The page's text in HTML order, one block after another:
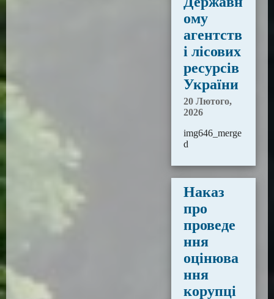
ому
агентств
і лісових
ресурсів
України
20 Лютого,
2026
img646_merge
d
Наказ
про
проведе
ння
оцінюва
ння
корупці